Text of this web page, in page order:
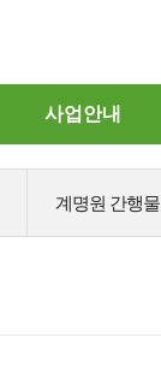
사업안내
계명원 간행물